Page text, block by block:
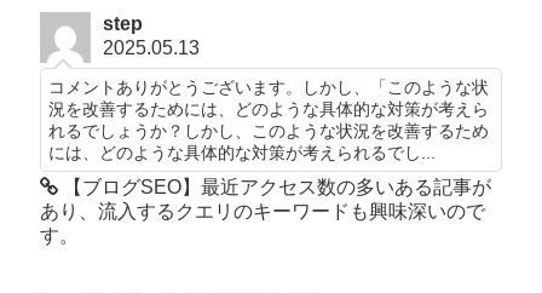
step
2025.05.13
コメントありがとうございます。しかし、「このような状
況を改善するためには、どのような具体的な対策が考えら
れるでしょうか？しかし、このような状況を改善するため
には、どのような具体的な対策が考えられるでし...
【ブログSEO】最近アクセス数の多いある記事が
あり、流入するクエリのキーワードも興味深いので
す。